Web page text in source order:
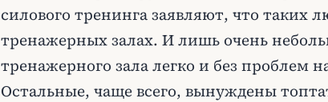
силового тренинга заявляют, что таких
тренажерных залах. И лишь очень
тренажерного зала легко и без
Остальные, чаще всего, вынуждены